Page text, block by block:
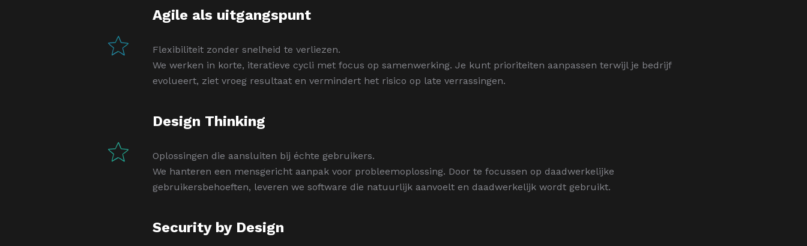
Agile als uitgangspunt
Flexibiliteit zonder snelheid te verliezen.
We werken in korte, iteratieve cycli met focus op samenwerking. Je kunt prioriteiten aanpassen terwijl je bedrijf
evolueert, ziet vroeg resultaat en vermindert het risico op late verrassingen.
Design Thinking
Oplossingen die aansluiten bij échte gebruikers.
We hanteren een mensgericht aanpak voor probleemoplossing. Door te focussen op daadwerkelijke
gebruikersbehoeften, leveren we software die natuurlijk aanvoelt en daadwerkelijk wordt gebruikt.
Security by Design